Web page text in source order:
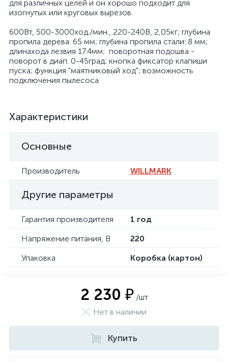
для различных целей и он хорошо подходит для
изогнутых или круговых вырезов.
600Вт, 500-3000ход./мин., 220-240В, 2,05кг; глубина
пропила дерева: 65 мм; глубина пропила стали: 8 мм;
длинахода лезвия 17.4мм; поворотная подошва -
поворот в диап. 0-45град; кнопка фиксатор клапиши
пуска; функция "маятниковый ход"; возможность
подключения пылесоса
Характеристики
Основные
Производитель WILLMARK
Другие параметры
Гарантия производителя
1 год
Напряжение питания, В
220
Упаковка
Коробка (картон)
2 230 ₽ /шт
Нет в наличии
Купить